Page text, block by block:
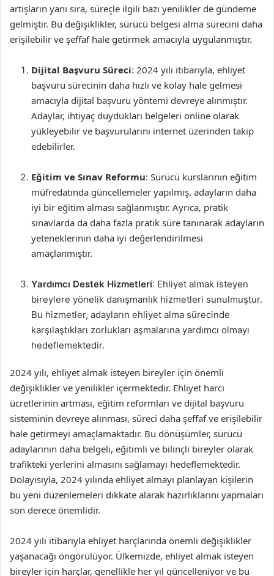
artışların yanı sıra, süreçle ilgili bazı yenilikler de gündeme
gelmiştir. Bu değişiklikler, sürücü belgesi alma sürecini daha
erişilebilir ve şeffaf hale getirmek amacıyla uygulanmıştır.
Dijital Başvuru Süreci: 2024 yılı itibarıyla, ehliyet
başvuru sürecinin daha hızlı ve kolay hale gelmesi
amacıyla dijital başvuru yöntemi devreye alınmıştır.
Adaylar, ihtiyaç duydukları belgeleri online olarak
yükleyebilir ve başvurularını internet üzerinden takip
edebilirler.
Eğitim ve Sınav Reformu: Sürücü kurslarının eğitim
müfredatında güncellemeler yapılmış, adayların daha
iyi bir eğitim alması sağlanmıştır. Ayrıca, pratik
sınavlarda da daha fazla pratik süre tanınarak adayların
yeteneklerinin daha iyi değerlendirilmesi
amaçlanmıştır.
Yardımcı Destek Hizmetleri: Ehliyet almak isteyen
bireylere yönelik danışmanlık hizmetleri sunulmuştur.
Bu hizmetler, adayların ehliyet alma sürecinde
karşılaştıkları zorlukları aşmalarına yardımcı olmayı
hedeflemektedir.
2024 yılı, ehliyet almak isteyen bireyler için önemli
değişiklikler ve yenilikler içermektedir. Ehliyet harcı
ücretlerinin artması, eğitim reformları ve dijital başvuru
sisteminin devreye alınması, süreci daha şeffaf ve erişilebilir
hale getirmeyi amaçlamaktadır. Bu dönüşümler, sürücü
adaylarının daha belgeli, eğitimli ve bilinçli bireyler olarak
trafikteki yerlerini almasını sağlamayı hedeflemektedir.
Dolayısıyla, 2024 yılında ehliyet almayı planlayan kişilerin
bu yeni düzenlemeleri dikkate alarak hazırlıklarını yapmaları
son derece önemlidir.
2024 yılı itibarıyla ehliyet harçlarında önemli değişiklikler
yaşanacağı öngörülüyor. Ülkemizde, ehliyet almak isteyen
bireyler için harçlar, genellikle her yıl güncelleniyor ve bu